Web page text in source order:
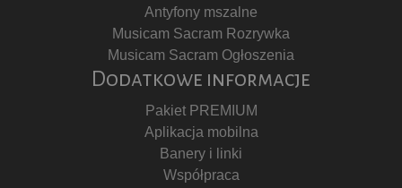
Antyfony mszalne
Musicam Sacram Rozrywka
Musicam Sacram Ogłoszenia
Dodatkowe informacje
Pakiet PREMIUM
Aplikacja mobilna
Banery i linki
Współpraca